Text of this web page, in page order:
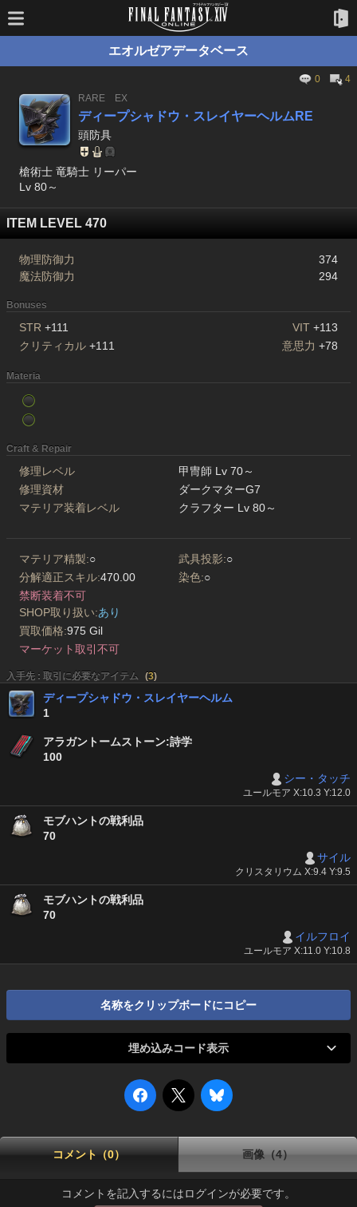
エオルゼアデータベース
0
4
RARE
EX
ディープシャドウ・スレイヤーヘルムRE
頭防具
槍術士 竜騎士 リーパー
Lv 80～
ITEM LEVEL 470
物理防御力
374
魔法防御力
294
Bonuses
STR +111 VIT +113
クリティカル +111 意思力 +78
Materia
Craft & Repair
修理レベル
甲冑師 Lv 70～
修理資材
ダークマターG7
マテリア装着レベル
クラフター Lv 80～
マテリア精製:○ 武具投影:○
分解適正スキル:470.00 染色:○
禁断装着不可
SHOP取り扱い:あり
買取価格:975 Gil
マーケット取引不可
入手先 : 取引に必要なアイテム (3)
ディープシャドウ・スレイヤーヘルム
1
アラガントームストーン:詩学
100
シー・タッチ
ユールモア X:10.3 Y:12.0
モブハントの戦利品
70
サイル
クリスタリウム X:9.4 Y:9.5
モブハントの戦利品
70
イルフロイ
ユールモア X:11.0 Y:10.8
名称をクリップボードにコピー
埋め込みコード表示
コメント（0） 画像（4）
コメントを記入するにはログインが必要です。